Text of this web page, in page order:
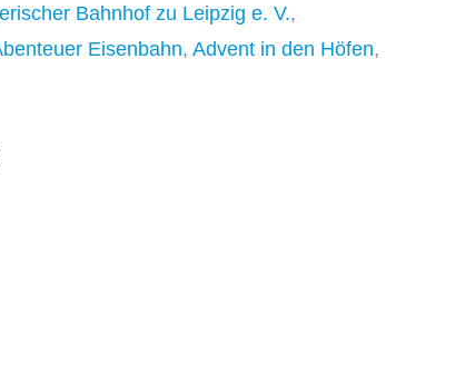
Bahnhof zu Leipzig e. V.,
Eisenbahn, Advent in den Höfen,